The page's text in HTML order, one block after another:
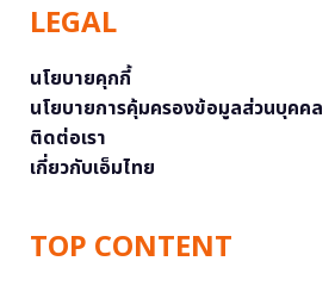
LEGAL
นโยบายคุกกี้
นโยบายการคุ้มครองข้อมูลส่วนบุคคล
ติดต่อเรา
เกี่ยวกับเอ็มไทย
TOP CONTENT